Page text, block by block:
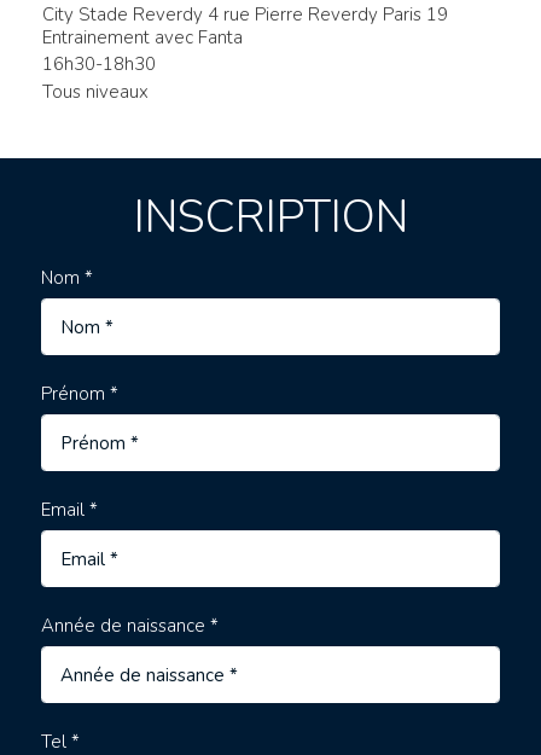
City Stade Reverdy 4 rue Pierre Reverdy Paris 19
Entrainement avec Fanta
16h30-18h30
Tous niveaux
INSCRIPTION
Nom *
Prénom *
Email *
Année de naissance *
Tel *